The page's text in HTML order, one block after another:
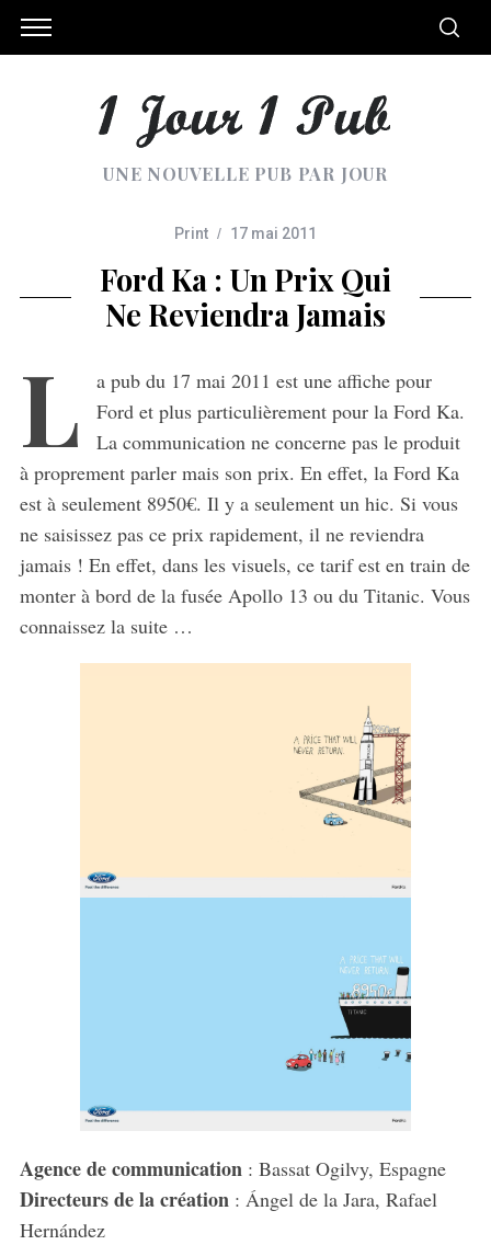
UNE NOUVELLE PUB PAR JOUR
Print 17 mai 2011
Ford Ka : Un Prix Qui
Ne Reviendra Jamais
L
a pub du 17 mai 2011 est une affiche pour
Ford et plus particulièrement pour la Ford Ka.
La communication ne concerne pas le produit
à proprement parler mais son prix. En effet, la Ford Ka
est à seulement 8950€. Il y a seulement un hic. Si vous
ne saisissez pas ce prix rapidement, il ne reviendra
jamais ! En effet, dans les visuels, ce tarif est en train de
monter à bord de la fusée Apollo 13 ou du Titanic. Vous
connaissez la suite …
Agence de communication: Bassat Ogilvy, Espagne
Directeurs de la création: Ángel de la Jara, Rafael
Hernández